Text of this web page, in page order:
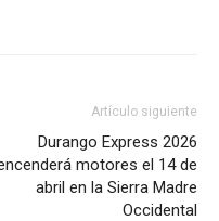
Artículo siguiente
Durango Express 2026
motores el 14 de
abril en la Sierra Madre
Occidental